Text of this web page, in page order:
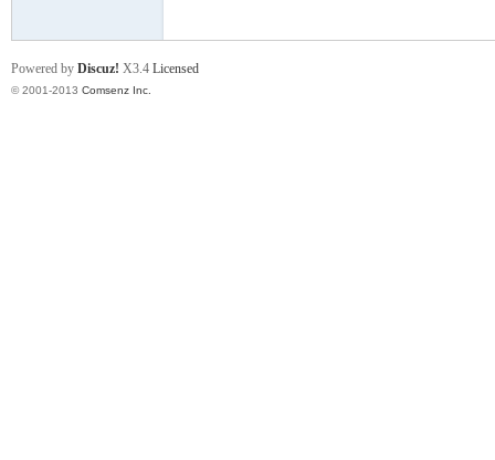
学
Powered by Discuz! X3.4 Licensed
© 2001-2013 Comsenz Inc.